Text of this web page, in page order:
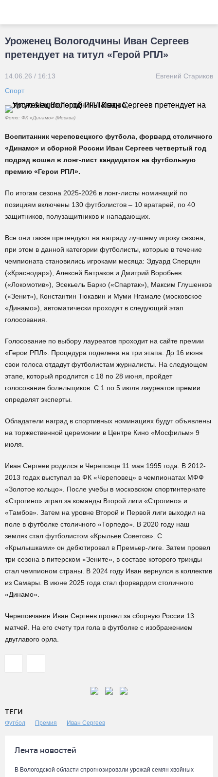
Уроженец Вологодчины Иван Сергеев
претендует на титул «Герой РПЛ»
14.06.26 / 16:13
Евгений Стариков
Спорт
Фото: ФК «Динамо» (Москва)
Воспитанник череповецкого футбола, форвард столичного
«Динамо» и сборной России Иван Сергеев четвертый год
подряд вошел в лонг-лист кандидатов на футбольную
премию «Герои РПЛ».
По итогам сезона 2025-2026 в лонг-листы номинаций по
позициям включены 130 футболистов – 10 вратарей, по 40
защитников, полузащитников и нападающих.
Все они также претендуют на награду лучшему игроку сезона,
при этом в данной категории футболисты, которые в течение
чемпионата становились игроками месяца: Эдуард Сперцян
(«Краснодар»), Алексей Батраков и Дмитрий Воробьев
(«Локомотив»), Эсекьель Барко («Спартак»), Максим Глушенков
(«Зенит»), Константин Тюкавин и Муми Нгамале (московское
«Динамо»), автоматически проходят в следующий этап
голосования.
Голосование по выбору лауреатов проходит на сайте премии
«Герои РПЛ». Процедура поделена на три этапа. До 16 июня
свои голоса отдадут футболистам журналисты. На следующем
этапе, который продлится с 18 по 28 июня, пройдет
голосование болельщиков. С 1 по 5 июля лауреатов премии
определят эксперты.
Обладатели наград в спортивных номинациях будут объявлены
на торжественной церемонии в Центре Кино «Мосфильм» 9
июля.
Иван Сергеев родился в Череповце 11 мая 1995 года. В 2012-
2013 годах выступал за ФК «Череповец» в чемпионатах МФФ
«Золотое кольцо». После учебы в московском спортинтернате
«Строгино» играл за команды Второй лиги «Строгино» и
«Тамбов». Затем на уровне Второй и Первой лиги выходил на
поле в футболке столичного «Торпедо». В 2020 году наш
земляк стал футболистом «Крыльев Советов». С
«Крылышками» он дебютировал в Премьер-лиге. Затем провел
три сезона в питерском «Зените», в составе которого трижды
стал чемпионом страны. В 2024 году Иван вернулся в коллектив
из Самары. В июне 2025 года стал форвардом столичного
«Динамо».
Череповчанин Иван Сергеев провел за сборную России 13
матчей. На его счету три гола в футболке с изображением
двуглавого орла.
ТЕГИ
Футбол Премия Иван Сергеев
Лента новостей
В Вологодской области спрогнозировали урожай семян хвойных